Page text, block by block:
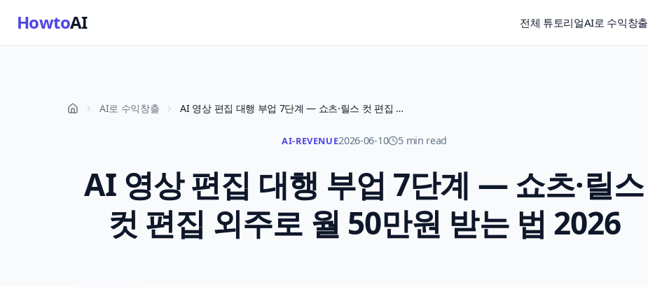
HowtoAI 전체 튜토리얼AI로 수익창출
AI로 수익창출 AI 영상 편집 대행 부업 7단계 — 쇼츠·릴스 컷 편집 외주로 월 50만원 받는 법 2026
AI-REVENUE2026-06-10 5 min read
AI 영상 편집 대행 부업 7단계 — 쇼츠·릴스
컷 편집 외주로 월 50만원 받는 법 2026